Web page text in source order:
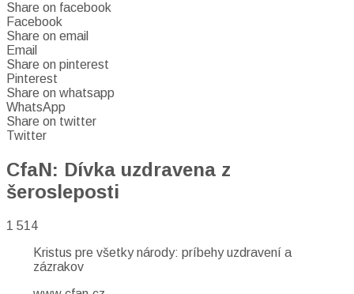
Share on facebook
Facebook
Share on email
Email
Share on pinterest
Pinterest
Share on whatsapp
WhatsApp
Share on twitter
Twitter
CfaN: Dívka uzdravena z
šerosleposti
1 514
Kristus pre všetky národy: príbehy uzdravení a
zázrakov